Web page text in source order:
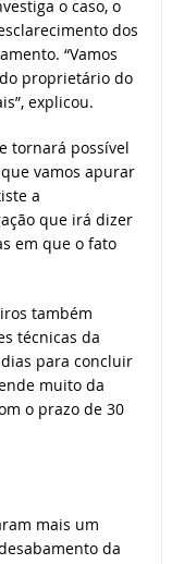
o caso, o
dos
“Vamos
proprietário do
explicou.
tornará possível
vamos apurar
a
que irá dizer
em que o fato
também
técnicas da
para concluir
muito da
o prazo de 30
mais um
da